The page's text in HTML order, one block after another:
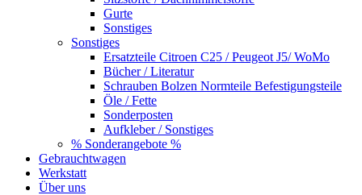
Gurte
Sonstiges
Sonstiges
Ersatzteile Citroen C25 / Peugeot J5/ WoMo
Bücher / Literatur
Schrauben Bolzen Normteile Befestigungsteile
Öle / Fette
Sonderposten
Aufkleber / Sonstiges
% Sonderangebote %
Gebrauchtwagen
Werkstatt
Über uns